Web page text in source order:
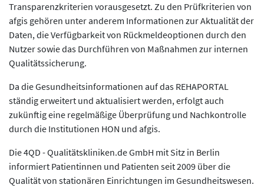
Transparenzkriterien vorausgesetzt. Zu den Prüfkriterien von
afgis gehören unter anderem Informationen zur Aktualität der
Daten, die Verfügbarkeit von Rückmeldeoptionen durch den
Nutzer sowie das Durchführen von Maßnahmen zur internen
Qualitätssicherung.
Da die Gesundheitsinformationen auf das REHAPORTAL
ständig erweitert und aktualisiert werden, erfolgt auch
zukünftig eine regelmäßige Überprüfung und Nachkontrolle
durch die Institutionen HON und afgis.
Die 4QD - Qualitätskliniken.de GmbH mit Sitz in Berlin
informiert Patientinnen und Patienten seit 2009 über die
Qualität von stationären Einrichtungen im Gesundheitswesen.